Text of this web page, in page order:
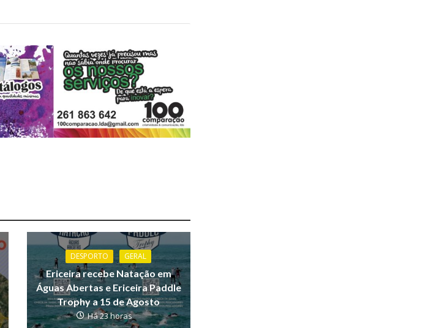
DESPORTO GERAL
Ericeira recebe Natação em
Águas Abertas e Ericeira Paddle
Trophy a 15 de Agosto
Há 23 horas